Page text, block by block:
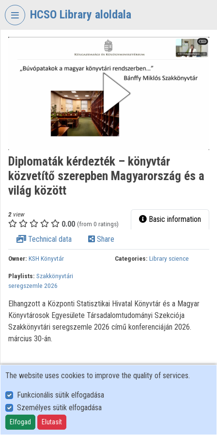
Skip header
HCSO Library aloldala
HUNGARIAN
STATISTICAL
Organization home
Organization discovery
Categories
Organization playlists
Organizations
Contributors
Diplomaták kérdezték – könyvtár
közvetítő szerepben Magyarország és a
világ között
2 view
0.00 (from 0 ratings) Basic information
Technical data Share
Owner: KSH Könyvtár Categories: Library science
Playlists: Szakkönyvtári
seregszemle 2026
Elhangzott a Központi Statisztikai Hivatal Könyvtár és a Magyar
Könyvtárosok Egyesülete Társadalomtudományi Szekciója
Szakkönyvtári seregszemle 2026 című konferenciáján 2026.
március 30-án.
User Policy
Adatkezelési tájékoztató (en)
Cookie Policy
The website uses cookies to improve the quality of services.
Funkcionális sütik elfogadása
Személyes sütik elfogadása
Elfogad Elutasít